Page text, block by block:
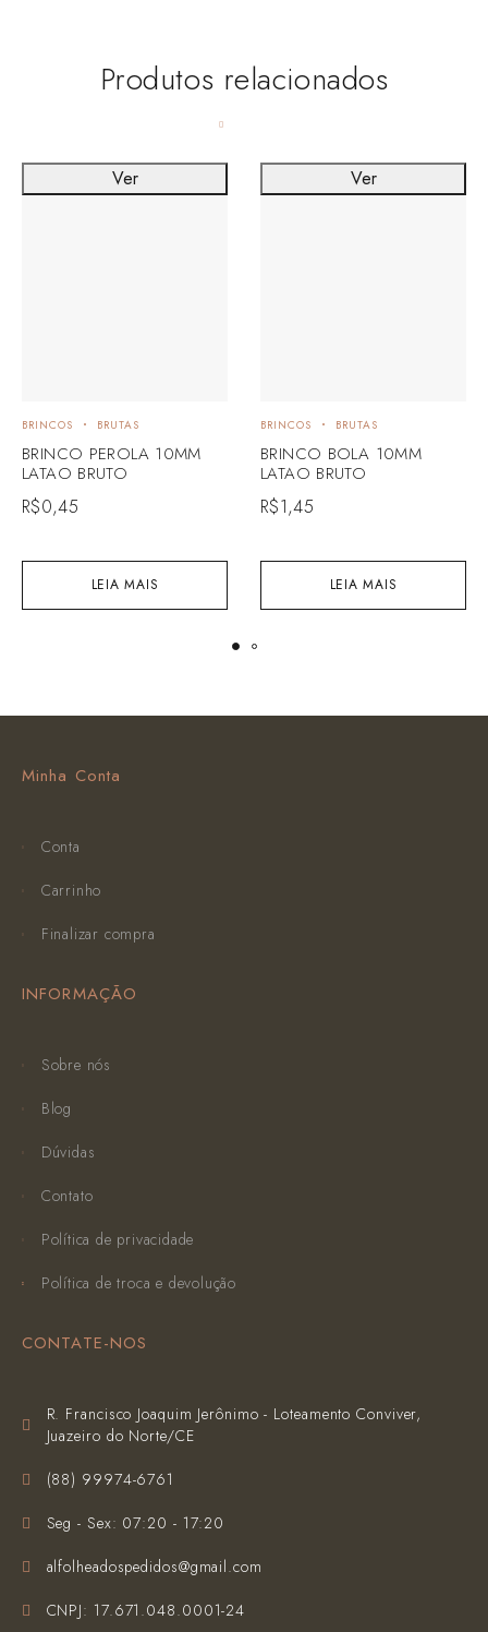
Produtos relacionados
LEIA MAIS
BRINCOS BRUTAS
BRINCO PEROLA 10MM
LATAO BRUTO
R$0,45
Ver
LEIA MAIS
BRINCOS BRUTAS
BRINCO BOLA 10MM
LATAO BRUTO
R$1,45
Ver
Minha Conta
Conta
Carrinho
Finalizar compra
INFORMAÇÃO
Sobre nós
Blog
Dúvidas
Contato
Política de privacidade
Política de troca e devolução
CONTATE-NOS
R. Francisco Joaquim Jerônimo - Loteamento Conviver,
Juazeiro do Norte/CE
(‪88) 99974-6761‬
Seg - Sex: 07:20 - 17:20
alfolheadospedidos@gmail.com
CNPJ: 17.671.048.0001-24